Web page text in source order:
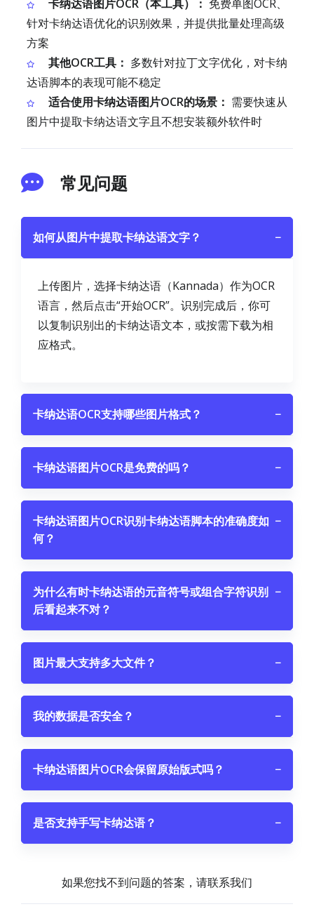
卡纳达语图片OCR（本工具）： 免费单图OCR、
针对卡纳达语优化的识别效果，并提供批量处理高级
方案
其他OCR工具： 多数针对拉丁文字优化，对卡纳
达语脚本的表现可能不稳定
适合使用卡纳达语图片OCR的场景： 需要快速从
图片中提取卡纳达语文字且不想安装额外软件时
常见问题
如何从图片中提取卡纳达语文字？ −
上传图片，选择卡纳达语（Kannada）作为OCR
语言，然后点击“开始OCR”。识别完成后，你可
以复制识别出的卡纳达语文本，或按需下载为相
应格式。
卡纳达语OCR支持哪些图片格式？ −
卡纳达语图片OCR是免费的吗？ −
卡纳达语图片OCR识别卡纳达语脚本的准确度如
何？
−
为什么有时卡纳达语的元音符号或组合字符识别
后看起来不对？
−
图片最大支持多大文件？ −
我的数据是否安全？ −
卡纳达语图片OCR会保留原始版式吗？ −
是否支持手写卡纳达语？ −
如果您找不到问题的答案，请联系我们